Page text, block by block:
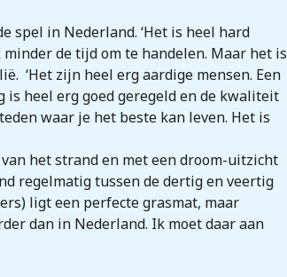
spel in Nederland. ‘Het is heel hard
de tijd om te handelen. Maar het is
‘Het zijn heel erg aardige mensen. Een
heel erg goed geregeld en de kwaliteit
waar je het beste kan leven. Het is
het strand en met een droom-uitzicht
regelmatig tussen de dertig en veertig
ligt een perfecte grasmat, maar
dan in Nederland. Ik moet daar aan